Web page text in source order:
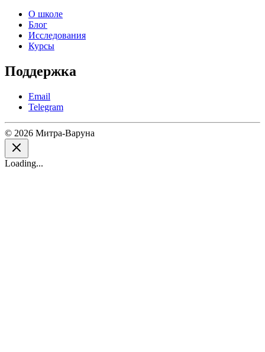
О школе
Блог
Исследования
Курсы
Поддержка
Email
Telegram
© 2026 Митра-Варуна
Loading...